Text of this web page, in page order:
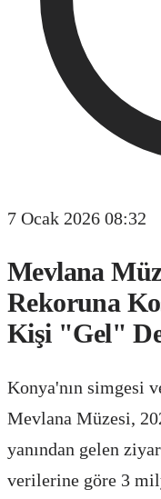
7 Ocak 2026 08:32
Mevlana
Rekoruna
Kişi "Gel"
Konya'nın simgesi
Mevlana Müzesi,
yanından gelen
verilerine göre 3